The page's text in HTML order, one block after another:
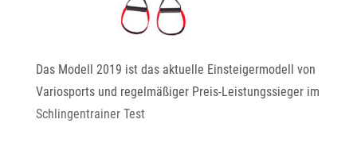
Das Modell 2019 ist das aktuelle Einsteigermodell von
Variosports und regelmäßiger Preis-Leistungssieger im
Schlingentrainer Test